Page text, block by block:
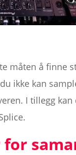
måten å finne
ikke kan
I tillegg